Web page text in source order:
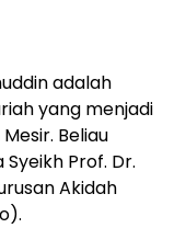
adalah
yang menjadi
Beliau
Prof. Dr.
Akidah